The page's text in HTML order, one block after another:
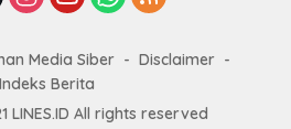
Media Siber
Disclaimer
Indeks Berita
LINES.ID All rights reserved